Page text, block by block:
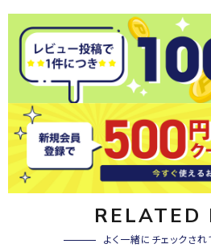
RELATED
よく一緒にチェックさ